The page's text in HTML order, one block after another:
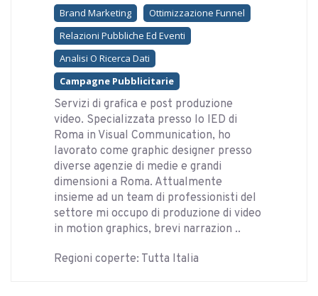
Brand Marketing
Ottimizzazione Funnel
Relazioni Pubbliche Ed Eventi
Analisi O Ricerca Dati
Campagne Pubblicitarie
Servizi di grafica e post produzione
video. Specializzata presso lo IED di
Roma in Visual Communication, ho
lavorato come graphic designer presso
diverse agenzie di medie e grandi
dimensioni a Roma. Attualmente
insieme ad un team di professionisti del
settore mi occupo di produzione di video
in motion graphics, brevi narrazion ..
Regioni coperte: Tutta Italia